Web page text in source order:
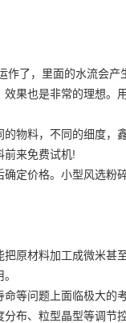
了，里面的水流会产
果也是非常的理想。
物料，不同的细度，
前来免费试机!
定价格。小型风选粉
原材料加工成微米甚
等问题上面临极大的
布、粒型晶型等调节